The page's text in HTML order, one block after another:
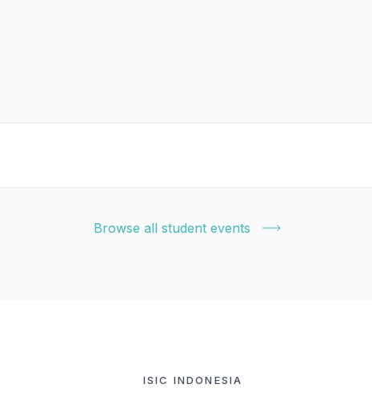
Browse all student events
ISIC INDONESIA